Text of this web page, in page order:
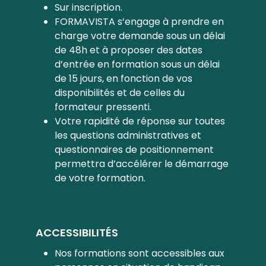
Sur inscription.
FORMAVISTA s’engage à prendre en
charge votre demande sous un délai
de 48h et à proposer des dates
d’entrée en formation sous un délai
de 15 jours, en fonction de vos
disponibilités et de celles du
formateur pressenti.
Votre rapidité de réponse sur toutes
les questions administratives et
questionnaires de positionnement
permettra d’accélérer le démarrage
de votre formation.
ACCESSIBILITÉS
Nos formations sont accessibles aux